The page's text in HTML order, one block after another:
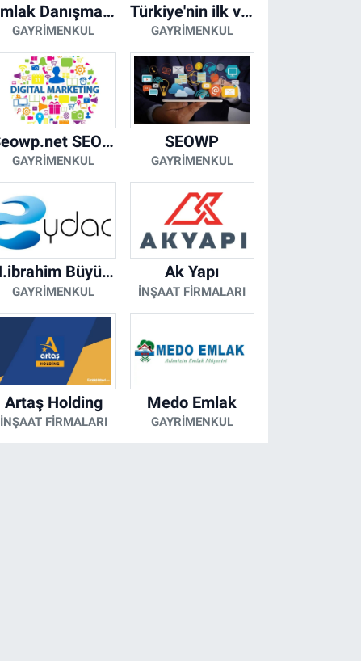
Emlak Danışmanı Seviye 5 Mesleki Yeterlilik Belgesi
GAYRIMENKUL
Türkiye'nin ilk ve tek yapay zeka destekli arsa ilan platformu
GAYRIMENKUL
Seowp.net SEO Hizmetleri
GAYRIMENKUL
SEOWP
GAYRIMENKUL
H.ibrahim Büyükacar
GAYRIMENKUL
Ak Yapı
İNŞAAT FIRMALARI
Artaş Holding
İNŞAAT FIRMALARI
Medo Emlak
GAYRIMENKUL